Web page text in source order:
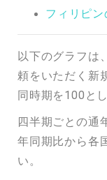
フィリピン
以下のグラフは
頼をいただく新
同時期を100と
四半期ごとの通
年同期比から各
い。